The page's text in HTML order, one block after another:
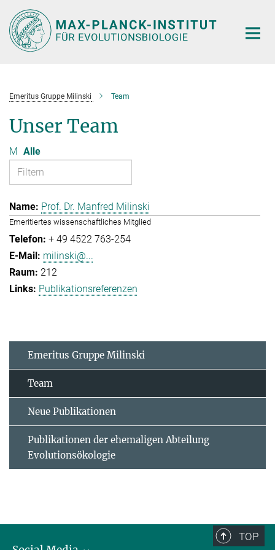
Hauptinhalt
Emeritus Gruppe Milinski Team
Unser Team
M Alle
Prof. Dr. Manfred Milinski
Emeritiertes wissenschaftliches Mitglied
+ 49 4522 763-254
milinski@...
212
Publikationsreferenzen
Emeritus Gruppe Milinski
Team
Neue Publikationen
Publikationen der ehemaligen Abteilung
Evolutionsökologie
TOP